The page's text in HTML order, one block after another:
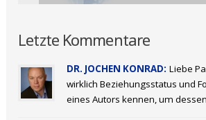
Letzte Kommentare
DR. JOCHEN KONRAD: Liebe
wirklich Beziehungsstatus und
eines Autors kennen, um